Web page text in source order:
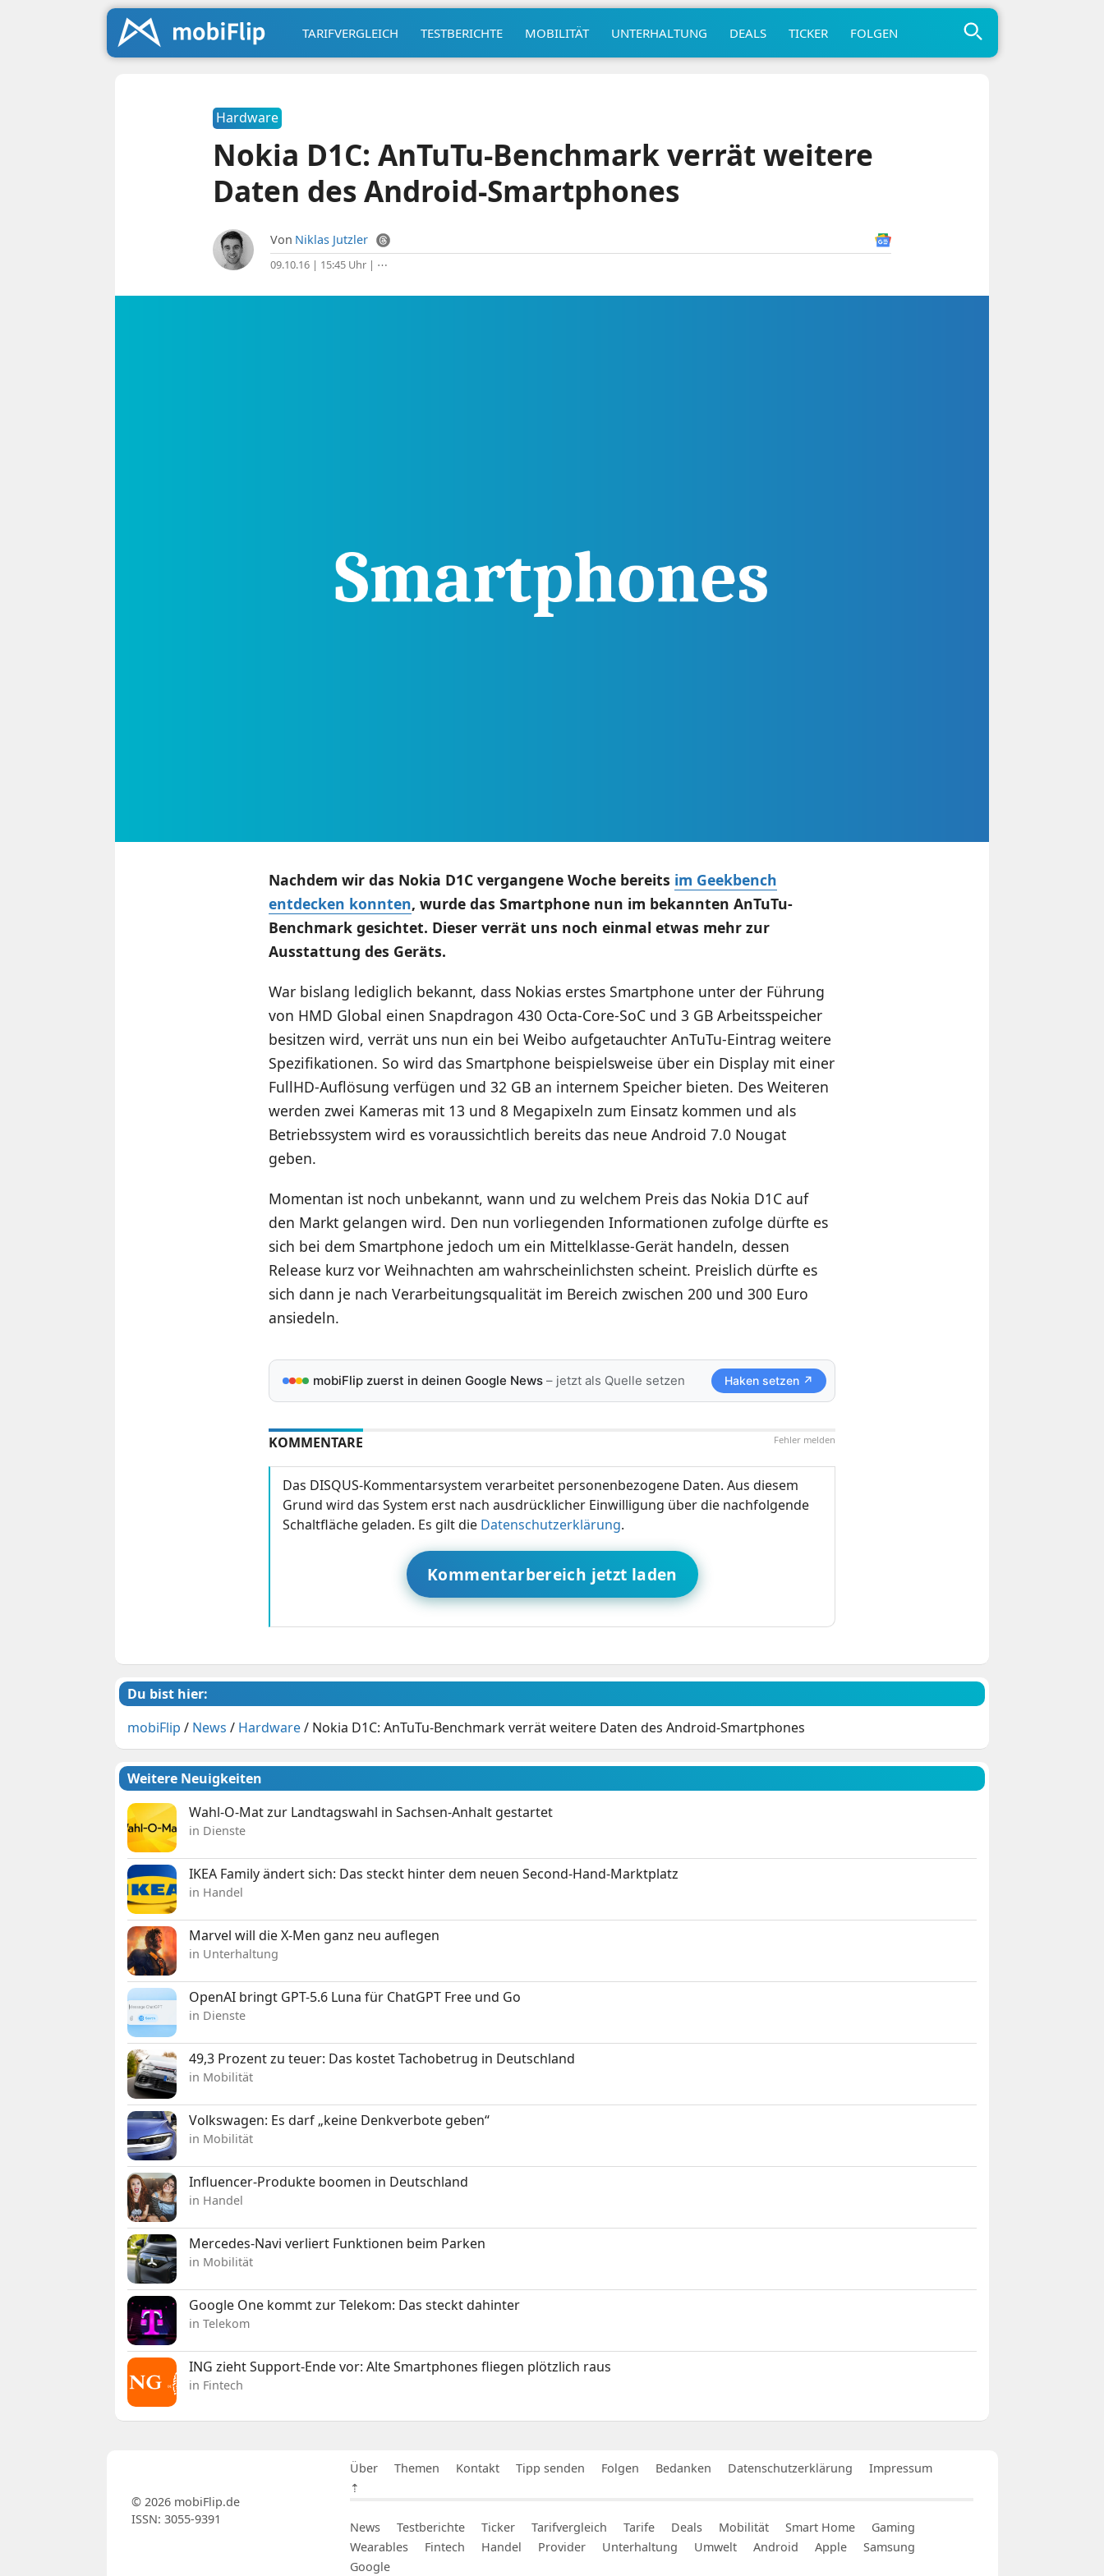
TARIFVERGLEICH TESTBERICHTE MOBILITÄT UNTERHALTUNG DEALS TICKER FOLGEN
Hardware
Nokia D1C: AnTuTu-Benchmark verrät weitere
Daten des Android-Smartphones
Von Niklas Jutzler
09.10.16 | 15:45 Uhr| ⋯
Nachdem wir das Nokia D1C vergangene Woche bereits im Geekbench
entdecken konnten, wurde das Smartphone nun im bekannten AnTuTu-
Benchmark gesichtet. Dieser verrät uns noch einmal etwas mehr zur
Ausstattung des Geräts.
War bislang lediglich bekannt, dass Nokias erstes Smartphone unter der Führung
von HMD Global einen Snapdragon 430 Octa-Core-SoC und 3 GB Arbeitsspeicher
besitzen wird, verrät uns nun ein bei Weibo aufgetauchter AnTuTu-Eintrag weitere
Spezifikationen. So wird das Smartphone beispielsweise über ein Display mit einer
FullHD-Auflösung verfügen und 32 GB an internem Speicher bieten. Des Weiteren
werden zwei Kameras mit 13 und 8 Megapixeln zum Einsatz kommen und als
Betriebssystem wird es voraussichtlich bereits das neue Android 7.0 Nougat
geben.
Momentan ist noch unbekannt, wann und zu welchem Preis das Nokia D1C auf
den Markt gelangen wird. Den nun vorliegenden Informationen zufolge dürfte es
sich bei dem Smartphone jedoch um ein Mittelklasse-Gerät handeln, dessen
Release kurz vor Weihnachten am wahrscheinlichsten scheint. Preislich dürfte es
sich dann je nach Verarbeitungsqualität im Bereich zwischen 200 und 300 Euro
ansiedeln.
mobiFlip zuerst in deinen Google News– jetzt als Quelle setzen Haken setzen ↗
Fehler melden
KOMMENTARE
Das DISQUS-Kommentarsystem verarbeitet personenbezogene Daten. Aus diesem
Grund wird das System erst nach ausdrücklicher Einwilligung über die nachfolgende
Schaltfläche geladen. Es gilt die Datenschutzerklärung.
Kommentarbereich jetzt laden
Du bist hier:
mobiFlip / News / Hardware/ Nokia D1C: AnTuTu-Benchmark verrät weitere Daten des Android-Smartphones
Weitere Neuigkeiten
Wahl-O-Mat zur Landtagswahl in Sachsen-Anhalt gestartet
in Dienste
IKEA Family ändert sich: Das steckt hinter dem neuen Second-Hand-Marktplatz
in Handel
Marvel will die X-Men ganz neu auflegen
in Unterhaltung
OpenAI bringt GPT-5.6 Luna für ChatGPT Free und Go
in Dienste
49,3 Prozent zu teuer: Das kostet Tachobetrug in Deutschland
in Mobilität
Volkswagen: Es darf „keine Denkverbote geben“
in Mobilität
Influencer-Produkte boomen in Deutschland
in Handel
Mercedes-Navi verliert Funktionen beim Parken
in Mobilität
Google One kommt zur Telekom: Das steckt dahinter
in Telekom
ING zieht Support-Ende vor: Alte Smartphones fliegen plötzlich raus
in Fintech
Über Themen Kontakt Tipp senden Folgen Bedanken Datenschutzerklärung
Impressum
⇡
News Testberichte Ticker Tarifvergleich Tarife Deals Mobilität Smart Home
Gaming
Wearables
Fintech Handel Provider Unterhaltung Umwelt Android Apple
Samsung
Google
© 2026 mobiFlip.de
ISSN: 3055-9391